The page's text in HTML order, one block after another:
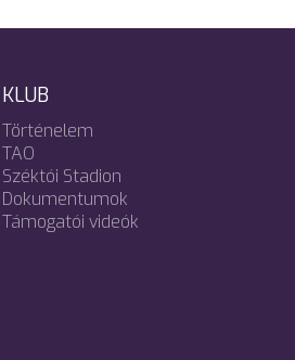
KLUB
Történelem
TAO
Széktói Stadion
Dokumentumok
Támogatói videók